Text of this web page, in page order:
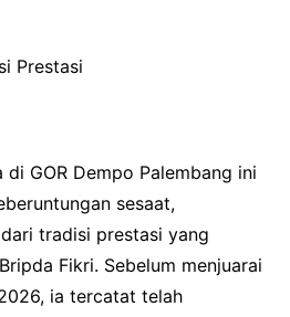
Prestasi
di GOR Dempo Palembang ini
sesaat,
tradisi prestasi yang
Fikri. Sebelum menjuarai
ia tercatat telah